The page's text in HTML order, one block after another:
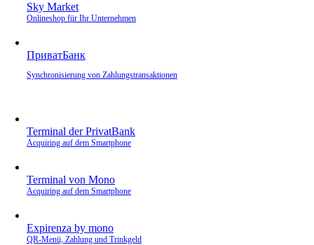
Sky Market
Onlineshop für Ihr Unternehmen
ПриватБанк
Synchronisierung von Zahlungstransaktionen
Terminal der PrivatBank
Acquiring auf dem Smartphone
Terminal von Mono
Acquiring auf dem Smartphone
Expirenza by mono
QR‑Menü, Zahlung und Trinkgeld